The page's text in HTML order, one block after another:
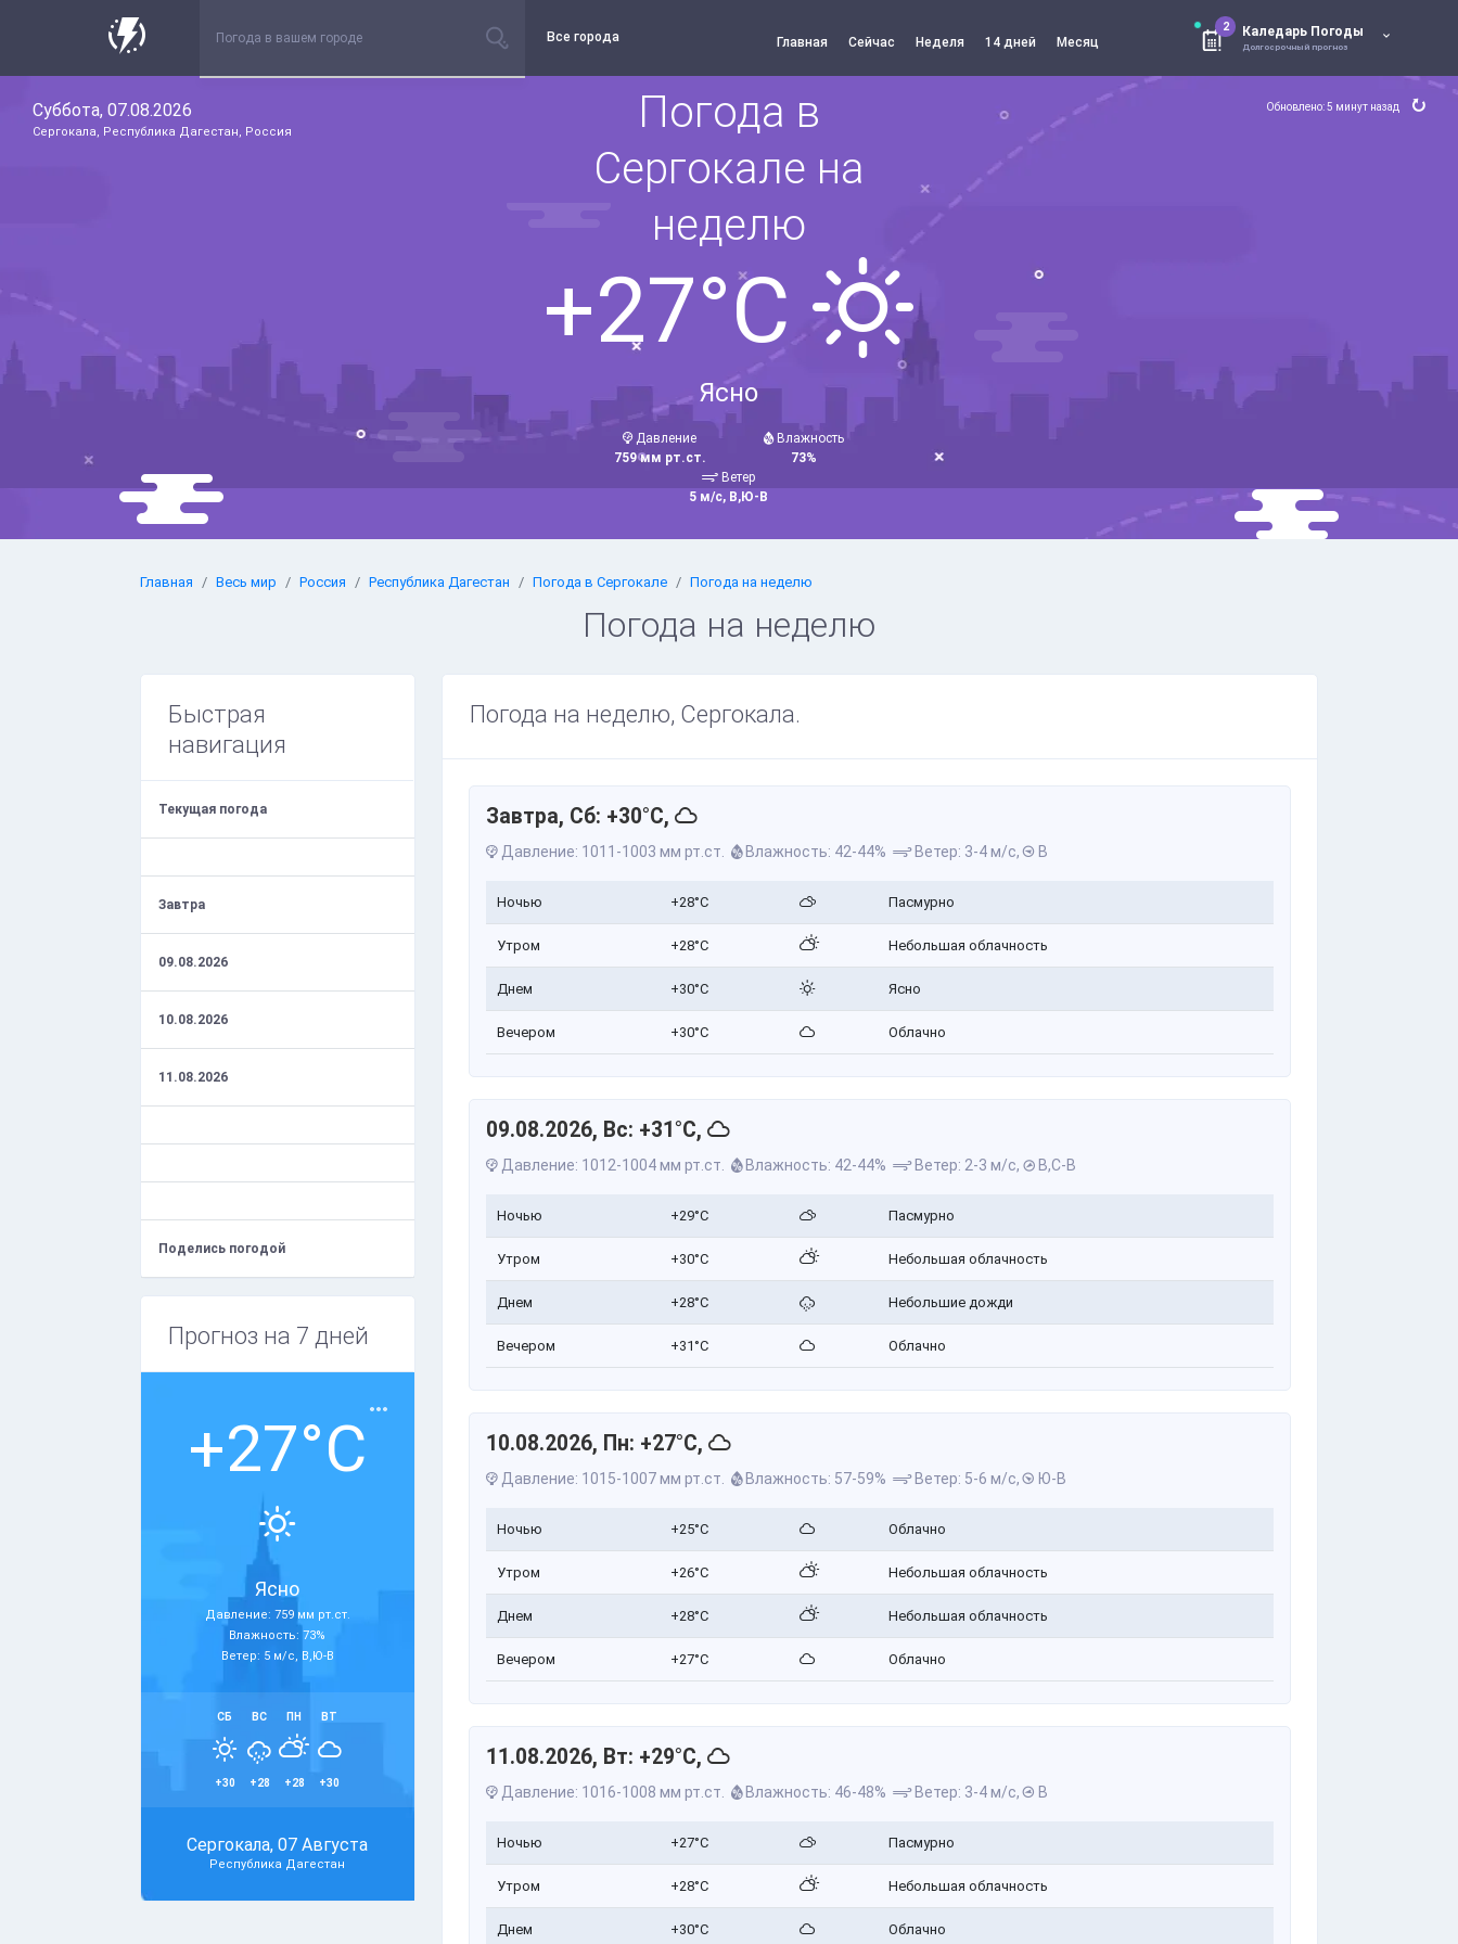
Все города Главная Сейчас Неделя 14 дней Месяц
2 Каледарь Погоды
Долгосрочный прогноз
Суббота, 07.08.2026
Сергокала, Республика Дагестан, Россия
Обновлено: 5 минут назад
Погода в
Сергокале на
неделю
+27°C
Ясно
Давление
759 мм рт.ст.
Влажность
73%
Ветер
5 м/с, В,Ю-В
Главная Весь мир Россия Республика Дагестан Погода в Сергокале Погода на неделю
Погода на неделю
Быстрая
навигация
Текущая погода
Завтра
09.08.2026
10.08.2026
11.08.2026
Поделись погодой
Прогноз на 7 дней
+27°C
Ясно
Давление: 759 мм рт.ст.
Влажность: 73%
Ветер: 5 м/с, В,Ю-В
СБ
+30
ВС
+28
ПН
+28
ВТ
+30
Сергокала, 07 Августа
Республика Дагестан
Погода на неделю, Сергокала.
Завтра, Сб: +30°C,
Давление: 1011-1003 мм рт.ст. Влажность: 42-44% Ветер: 3-4 м/с, В
Ночью +28°C Пасмурно
Утром +28°C Небольшая облачность
Днем +30°C Ясно
Вечером +30°C Облачно
09.08.2026, Вс: +31°C,
Давление: 1012-1004 мм рт.ст. Влажность: 42-44% Ветер: 2-3 м/с, В,С-В
Ночью +29°C Пасмурно
Утром +30°C Небольшая облачность
Днем +28°C Небольшие дожди
Вечером +31°C Облачно
10.08.2026, Пн: +27°C,
Давление: 1015-1007 мм рт.ст. Влажность: 57-59% Ветер: 5-6 м/с, Ю-В
Ночью +25°C Облачно
Утром +26°C Небольшая облачность
Днем +28°C Небольшая облачность
Вечером +27°C Облачно
11.08.2026, Вт: +29°C,
Давление: 1016-1008 мм рт.ст. Влажность: 46-48% Ветер: 3-4 м/с, В
Ночью +27°C Пасмурно
Утром +28°C Небольшая облачность
Днем +30°C Облачно